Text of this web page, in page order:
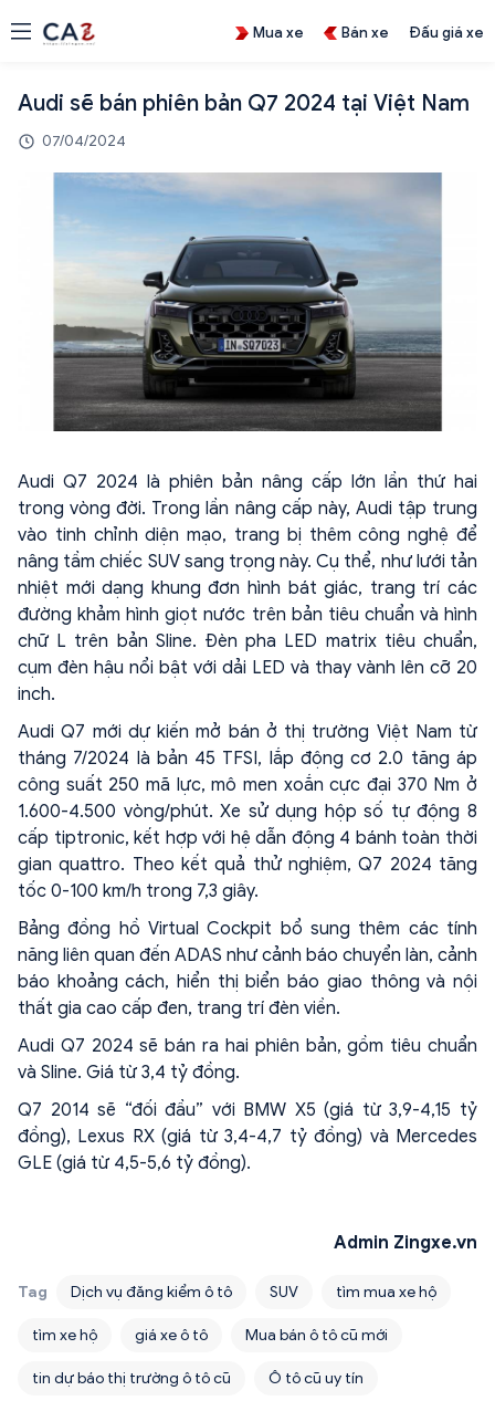
Mua xe Bán xe Đấu giá xe
Audi sẽ bán phiên bản Q7 2024 tại Việt Nam
07/04/2024
Audi Q7 2024 là phiên bản nâng cấp lớn lần thứ hai
trong vòng đời. Trong lần nâng cấp này, Audi tập trung
vào tinh chỉnh diện mạo, trang bị thêm công nghệ để
nâng tầm chiếc SUV sang trọng này. Cụ thể, như lưới tản
nhiệt mới dạng khung đơn hình bát giác, trang trí các
đường khảm hình giọt nước trên bản tiêu chuẩn và hình
chữ L trên bản Sline. Đèn pha LED matrix tiêu chuẩn,
cụm đèn hậu nổi bật với dải LED và thay vành lên cỡ 20
inch.
Audi Q7 mới dự kiến mở bán ở thị trường Việt Nam từ
tháng 7/2024 là bản 45 TFSI, lắp động cơ 2.0 tăng áp
công suất 250 mã lực, mô men xoắn cực đại 370 Nm ở
1.600-4.500 vòng/phút. Xe sử dụng hộp số tự động 8
cấp tiptronic, kết hợp với hệ dẫn động 4 bánh toàn thời
gian quattro. Theo kết quả thử nghiệm, Q7 2024 tăng
tốc 0-100 km/h trong 7,3 giây.
Bảng đồng hồ Virtual Cockpit bổ sung thêm các tính
năng liên quan đến ADAS như cảnh báo chuyển làn, cảnh
báo khoảng cách, hiển thị biển báo giao thông và nội
thất gia cao cấp đen, trang trí đèn viền.
Audi Q7 2024 sẽ bán ra hai phiên bản, gồm tiêu chuẩn
và Sline. Giá từ 3,4 tỷ đồng.
Q7 2014 sẽ “đối đầu” với BMW X5 (giá từ 3,9-4,15 tỷ
đồng), Lexus RX (giá từ 3,4-4,7 tỷ đồng) và Mercedes
GLE (giá từ 4,5-5,6 tỷ đồng).
Admin Zingxe.vn
Tag Dịch vụ đăng kiểm ô tô SUV tìm mua xe hộ
tìm xe hộ giá xe ô tô Mua bán ô tô cũ mới
tin dự báo thị trường ô tô cũ Ô tô cũ uy tín